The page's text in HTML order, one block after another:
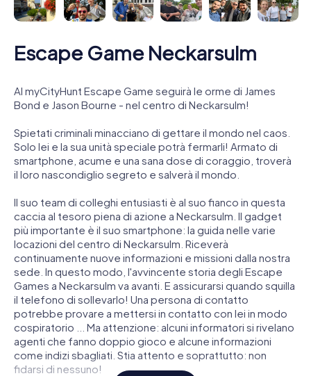
Escape Game Neckarsulm
Al myCityHunt Escape Game seguirà le orme di James
Bond e Jason Bourne - nel centro di Neckarsulm!
Spietati criminali minacciano di gettare il mondo nel caos.
Solo lei e la sua unità speciale potrà fermarli! Armato di
smartphone, acume e una sana dose di coraggio, troverà
il loro nascondiglio segreto e salverà il mondo.
Il suo team di colleghi entusiasti è al suo fianco in questa
caccia al tesoro piena di azione a Neckarsulm. Il gadget
più importante è il suo smartphone: la guida nelle varie
locazioni del centro di Neckarsulm. Riceverà
continuamente nuove informazioni e missioni dalla nostra
sede. In questo modo, l'avvincente storia degli Escape
Games a Neckarsulm va avanti. E assicurarsi quando squilla
il telefono di sollevarlo! Una persona di contatto
potrebbe provare a mettersi in contatto con lei in modo
cospiratorio ... Ma attenzione: alcuni informatori si rivelano
agenti che fanno doppio gioco e alcune informazioni
come indizi sbagliati. Stia attento e soprattutto: non
fidarsi di nessuno!